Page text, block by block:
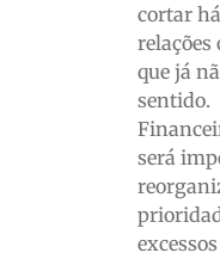
cortar
relações
que já
sentido.
será